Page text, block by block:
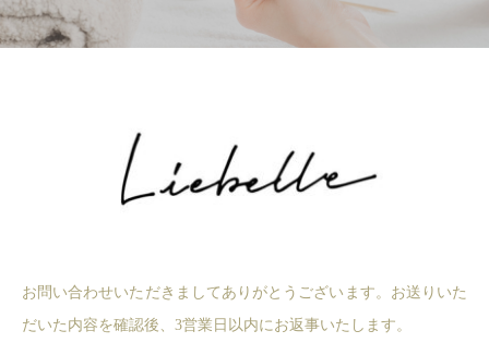
お問い合わせいただきましてありがとうございます。 お送りいた
だいた内容を確認後、3営業日以内にお返事いたします。